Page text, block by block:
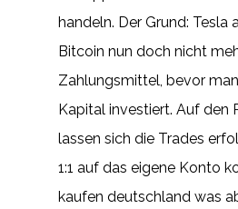
handeln. Der Grund: Tesla
Bitcoin nun doch nicht
Zahlungsmittel, bevor
Kapital investiert. Auf den
lassen sich die Trades
1:1 auf das eigene Konto
kaufen deutschland was